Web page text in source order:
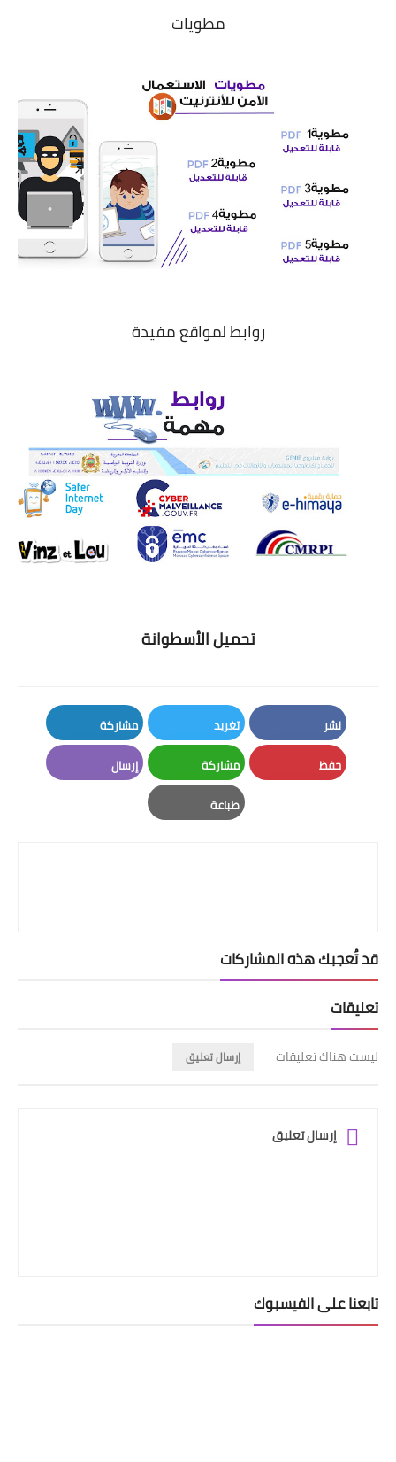
مطويات
روابط لمواقع مفيدة
تحميل الأسطوانة
نشر
Facebook
تغريد
Twitter
مشاركة
LinkedIn
حفظ مشاركة
Whatsapp
إرسال
طباعة
قد تُعجبك هذه المشاركات
تعليقات
ليست هناك تعليقات إرسال تعليق
إرسال تعليق
تابعنا على الفيسبوك